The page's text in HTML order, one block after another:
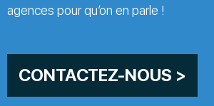
agences pour qu’on en parle !
CONTACTEZ-NOUS >